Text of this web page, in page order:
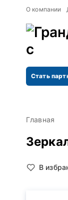
О компании
Стать
Главная
В